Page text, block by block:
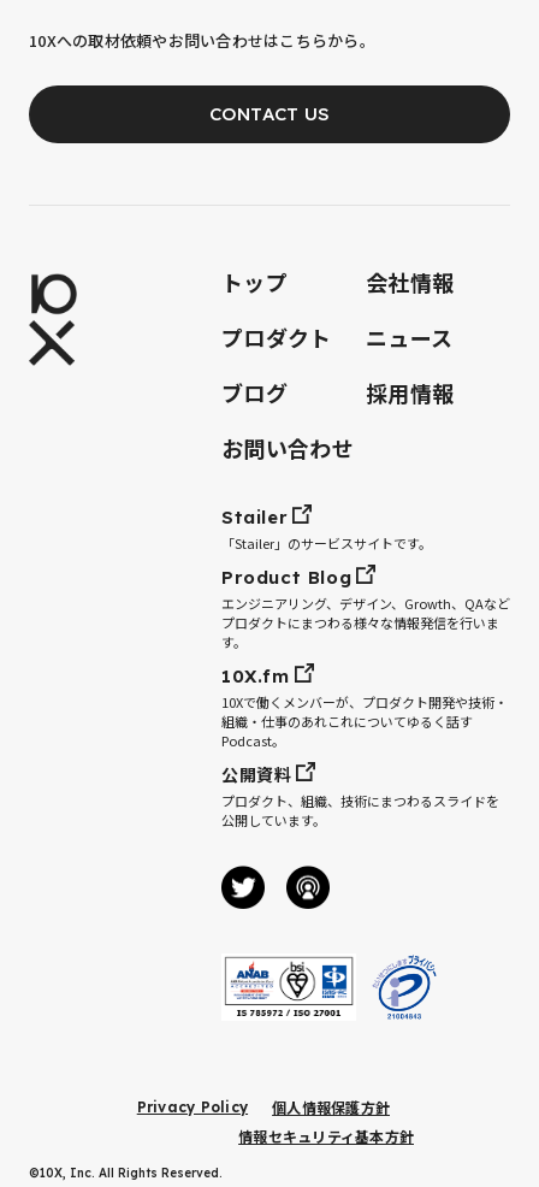
あなたの力が、必要です。
JOIN OUR TEAM
10Xへの取材依頼やお問い合わせはこちらから。
CONTACT US
トップ
会社情報
プロダクト
ニュース
ブログ
採用情報
お問い合わせ
Stailer
「Stailer」のサービスサイトです。
Product Blog
エンジニアリング、デザイン、Growth、QAなど
プロダクトにまつわる様々な情報発信を行いま
す。
10X.fm
10Xで働くメンバーが、プロダクト開発や技術・
組織・仕事のあれこれについてゆるく話す
Podcast。
公開資料
プロダクト、組織、技術にまつわるスライドを
公開しています。
Privacy Policy
個人情報保護方針
情報セキュリティ基本方針
©10X, Inc. All Rights Reserved.